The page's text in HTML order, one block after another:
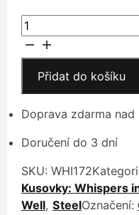
Donald
Duck,
Ghost
Hunter
množství
Přidat do košíku
Doprava zdarma nad
Doručení do 3 dní
SKU: WHI172
Kusovky: Whispers
Well, SteelOznačení: